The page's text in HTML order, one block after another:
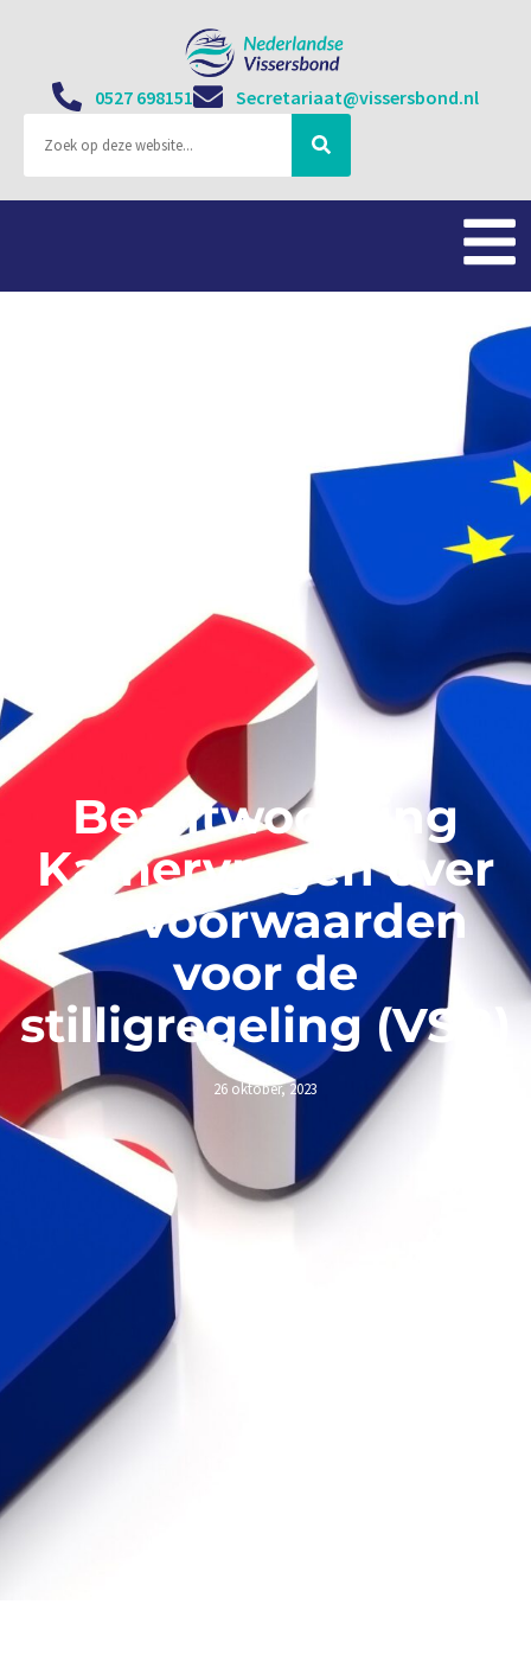
0527 698151 Secretariaat@vissersbond.nl
Beantwoording
Kamervragen over
de voorwaarden
voor de
stilligregeling (VSB)
26 oktober, 2023